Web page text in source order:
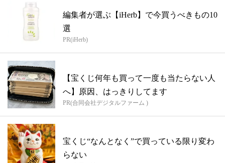
編集者が選ぶ【iHerb】で今買うべきもの10
選
PR(iHerb)
【宝くじ何年も買って一度も当たらない人
へ】原因、はっきりしてます
PR(合同会社デジタルファーム )
宝くじ“なんとなく”で買っている限り変わ
らない